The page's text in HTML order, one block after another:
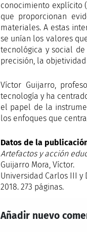
conocimiento explícito
que proporcionan
materiales. A estas
se unían los valores
tecnológica y social
precisión, la
Víctor Guijarro,
tecnología y ha
el papel de la
los enfoques que
Datos de la
Artefactos y acción
Guijarro Mora, Víctor.
Universidad Carlos III y
2018. 273 páginas.
Añadir nuevo